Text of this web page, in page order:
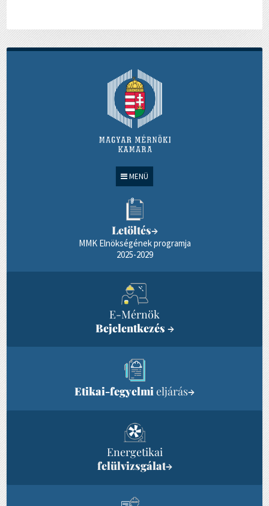
MENÜ
Letöltés→
MMK Elnökségének programja
2025-2029
E-Mérnök
Bejelentkezés →
Etikai-fegyelmieljárás→
Energetikai
felülvizsgálat→